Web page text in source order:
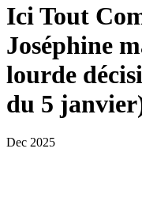
Ici Tout
Joséphine
lourde
du 5
Dec 2025